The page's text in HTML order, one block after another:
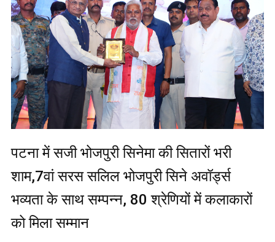
पटना में सजी भोजपुरी सिनेमा की सितारों भरी
शाम,7वां सरस सलिल भोजपुरी सिने अवॉर्ड्स
भव्यता के साथ सम्पन्न, 80 श्रेणियों में कलाकारों
को मिला सम्मान